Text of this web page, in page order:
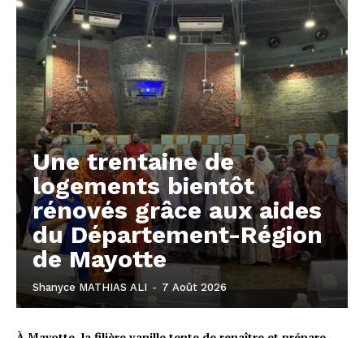
Une trentaine de
logements bientôt
rénovés grâce aux aides
du Département-Région
de Mayotte
Shanyce MATHIAS ALI - 7 Août 2026